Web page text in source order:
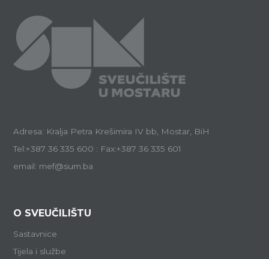
Adresa: Kralja Petra Krešimira IV bb, Mostar, BiH
Tel:+387 36 335 600 : Fax:+387 36 335 601
email: mef@sum.ba
O SVEUČILIŠTU
Sastavnice
Tijela i službe